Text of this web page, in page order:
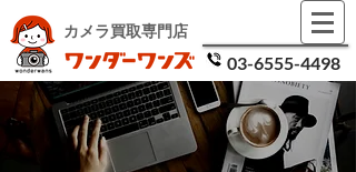
カメラ買取専門店
03-6555-4498